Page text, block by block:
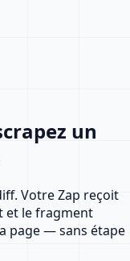
un
Votre Zap reçoit
et le fragment
page — sans étape